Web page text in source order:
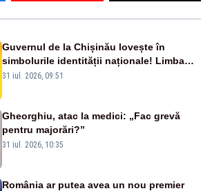
Guvernul de la Chișinău lovește în
simbolurile identității naționale! Limba
română nu se economisește! Limba
31 iul. 2026, 09:51
Gheorghiu, atac la medici: „Fac grevă
pentru majorări?”
31 iul. 2026, 10:35
România ar putea avea un nou premier